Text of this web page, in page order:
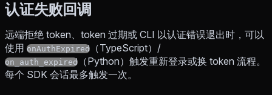
认证失败回调
远端拒绝 token、token 过期或 CLI 以认证错误退出时，可以
使用 onAuthExpired （TypeScript）/
on_auth_expired
（Python）触发重新登录或换 token 流程。
每个 SDK 会话最多触发一次。